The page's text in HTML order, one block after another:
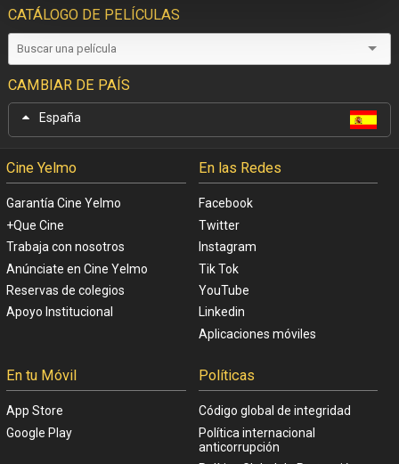
CATÁLOGO DE PELÍCULAS
CAMBIAR DE PAÍS
España
Cine Yelmo
Garantía Cine Yelmo
+Que Cine
Trabaja con nosotros
Anúnciate en Cine Yelmo
Reservas de colegios
Apoyo Institucional
En las Redes
Facebook
Twitter
Instagram
Tik Tok
YouTube
Linkedin
Aplicaciones móviles
En tu Móvil
App Store
Google Play
Políticas
Código global de integridad
Política internacional
anticorrupción